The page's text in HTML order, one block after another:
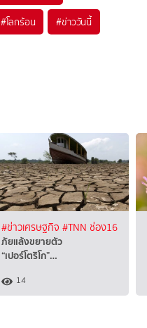
#โลกร้อน #ข่าววันนี้
#ข่าวเศรษฐกิจ #TNN ช่อง16
ภัยแล้งขยายตัว
“เปอร์โตริโก”…
14